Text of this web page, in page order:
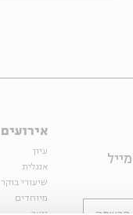
אירועים
עיון
אנגלית
שיעורי בוקר
מיוחדים